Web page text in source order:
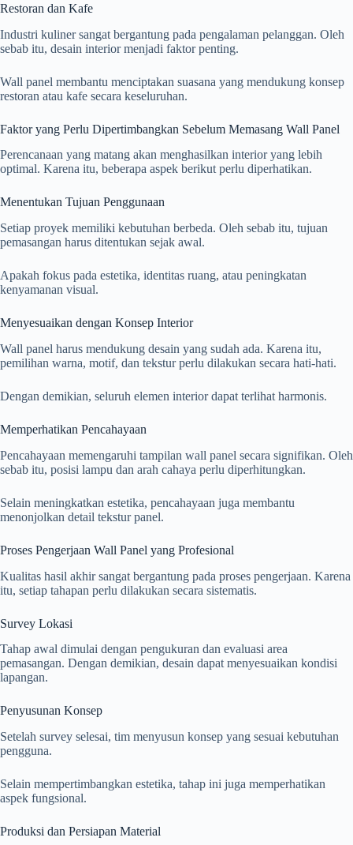
Restoran dan Kafe
Industri kuliner sangat bergantung pada pengalaman pelanggan. Oleh
sebab itu, desain interior menjadi faktor penting.
Wall panel membantu menciptakan suasana yang mendukung konsep
restoran atau kafe secara keseluruhan.
Faktor yang Perlu Dipertimbangkan Sebelum Memasang Wall Panel
Perencanaan yang matang akan menghasilkan interior yang lebih
optimal. Karena itu, beberapa aspek berikut perlu diperhatikan.
Menentukan Tujuan Penggunaan
Setiap proyek memiliki kebutuhan berbeda. Oleh sebab itu, tujuan
pemasangan harus ditentukan sejak awal.
Apakah fokus pada estetika, identitas ruang, atau peningkatan
kenyamanan visual.
Menyesuaikan dengan Konsep Interior
Wall panel harus mendukung desain yang sudah ada. Karena itu,
pemilihan warna, motif, dan tekstur perlu dilakukan secara hati-hati.
Dengan demikian, seluruh elemen interior dapat terlihat harmonis.
Memperhatikan Pencahayaan
Pencahayaan memengaruhi tampilan wall panel secara signifikan. Oleh
sebab itu, posisi lampu dan arah cahaya perlu diperhitungkan.
Selain meningkatkan estetika, pencahayaan juga membantu
menonjolkan detail tekstur panel.
Proses Pengerjaan Wall Panel yang Profesional
Kualitas hasil akhir sangat bergantung pada proses pengerjaan. Karena
itu, setiap tahapan perlu dilakukan secara sistematis.
Survey Lokasi
Tahap awal dimulai dengan pengukuran dan evaluasi area
pemasangan. Dengan demikian, desain dapat menyesuaikan kondisi
lapangan.
Penyusunan Konsep
Setelah survey selesai, tim menyusun konsep yang sesuai kebutuhan
pengguna.
Selain mempertimbangkan estetika, tahap ini juga memperhatikan
aspek fungsional.
Produksi dan Persiapan Material